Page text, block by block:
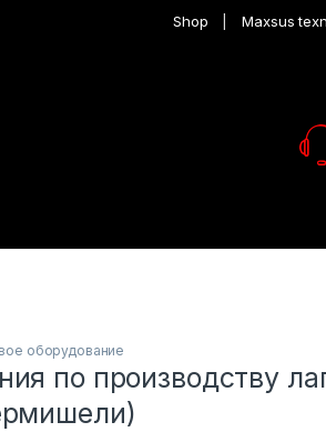
Shop Maxsus
оборудование
по производству